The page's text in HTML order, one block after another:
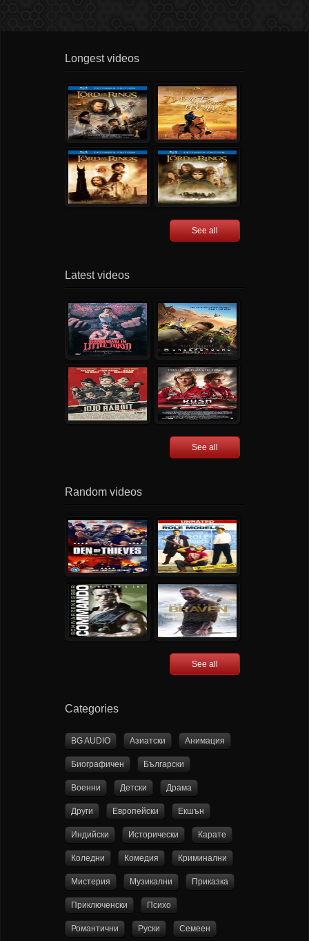
Longest videos
See all
Latest videos
See all
Random videos
See all
Categories
BG AUDIO Азиатски Анимация
Биографичен Български
Военни Детски Драма
Други Европейски Екшън
Индийски Исторически Карате
Коледни Комедия Криминални
Мистерия Музикални Приказка
Приключенски Психо
Романтични Руски Семеен